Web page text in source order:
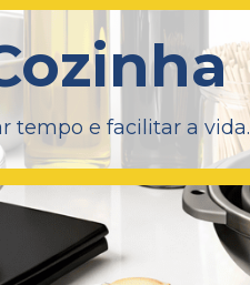
tempo e facilitar a vida.